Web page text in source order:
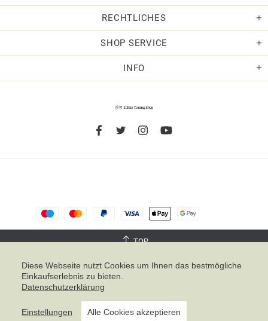
RECHTLICHES
SHOP SERVICE
INFO
TOP
Noch sind keine Bewertungen vorhanden.
Diese Webseite nutzt Cookies um Ihnen das bestmögliche
Einkaufserlebnis zu bieten.
Datenschutzerklärung
Einstellungen Alle Cookies akzeptieren